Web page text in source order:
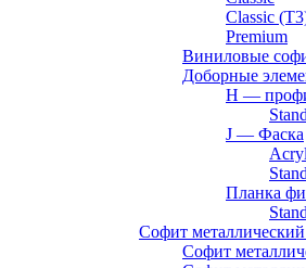
Classic
Premium
Виниловые
Доборные
H —
J — Фаска
Acryl
Планка
Софит
Софит